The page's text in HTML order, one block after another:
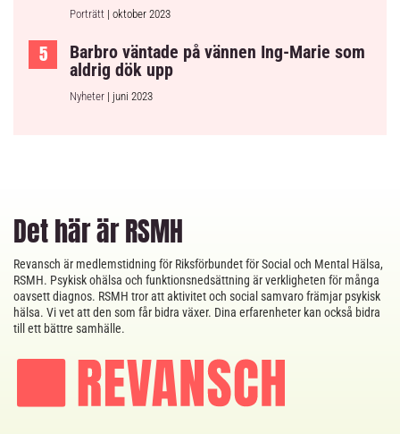
Porträtt | oktober 2023
Barbro väntade på vännen Ing-Marie som
aldrig dök upp
Nyheter | juni 2023
Det här är RSMH
Revansch är medlemstidning för Riksförbundet för Social och Mental Hälsa,
RSMH. Psykisk ohälsa och funktionsnedsättning är verkligheten för många
oavsett diagnos. RSMH tror att aktivitet och social samvaro främjar psykisk
hälsa. Vi vet att den som får bidra växer. Dina erfarenheter kan också bidra
till ett bättre samhälle.